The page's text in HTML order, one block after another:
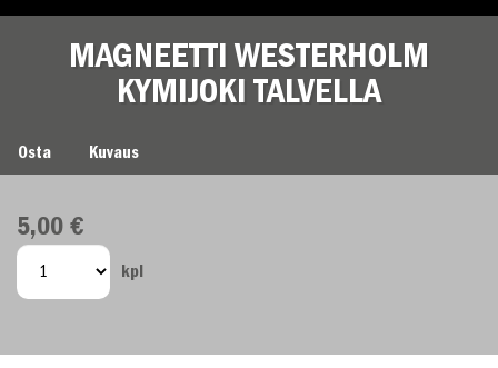
MAGNEETTI WESTERHOLM
KYMIJOKI TALVELLA
Osta Kuvaus
5,00 €
kpl